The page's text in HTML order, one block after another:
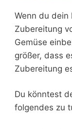
Wenn du dein
Zubereitung
Gemüse
größer, dass
Zubereitung
Du könntest
folgendes zu